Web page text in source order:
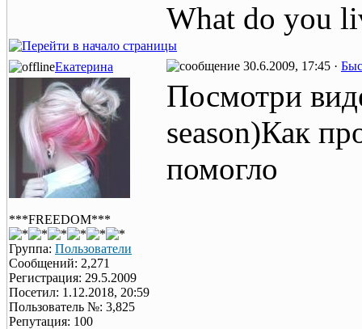
What do you
Екатерина 30.6.2009, 17:45 ·
***FREEDOM***
Группа: Пользователи
Сообщений: 2,271
Регистрация: 29.5.2009
Посетил: 1.12.2018, 20:59
Пользователь №: 3,825
Репутация: 100
Посмотри
season)Как
помогло